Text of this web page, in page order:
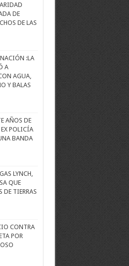
DE
DE LAS
:LA
A
AGUA,
Y BALAS
AÑOS DE
POLICÍA
BANDA
LYNCH,
QUE
DE TIERRAS
CONTRA
POR